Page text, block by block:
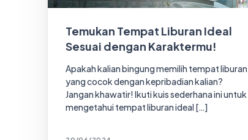
Temukan Tempat Liburan Ideal
Sesuai dengan Karaktermu!
Apakah kalian bingung memilih tempat liburan
yang cocok dengan kepribadian kalian?
Jangan khawatir! Ikuti kuis sederhana ini untuk
mengetahui tempat liburan ideal […]